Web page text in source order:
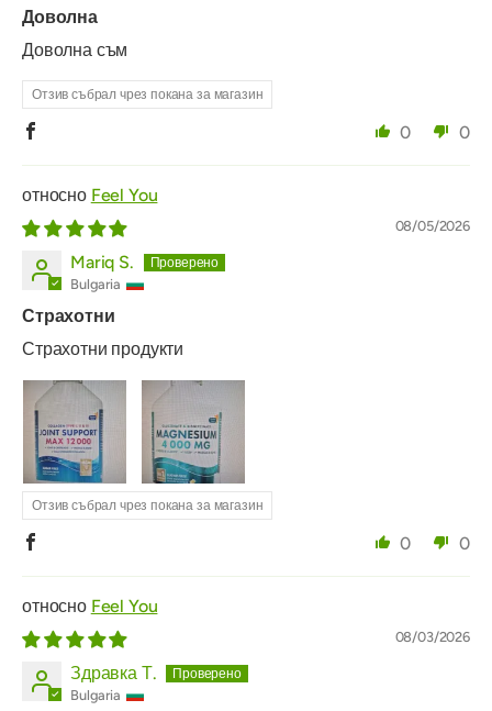
Доволна
Доволна съм
Отзив събрал чрез покана за магазин
0 0
Feel You
08/05/2026
Mariq S.
Bulgaria
Страхотни
Страхотни продукти
Отзив събрал чрез покана за магазин
0 0
Feel You
08/03/2026
Здравка Т.
Bulgaria